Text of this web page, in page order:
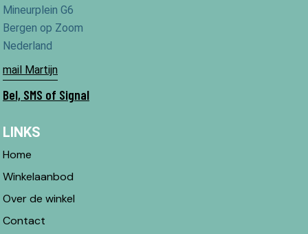
Mineurplein G6
Bergen op Zoom
Nederland
mail Martijn
Bel, SMS of Signal
LINKS
Home
Winkelaanbod
Over de winkel
Contact